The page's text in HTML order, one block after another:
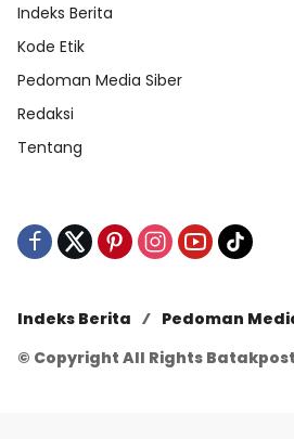
Indeks Berita
Kode Etik
Pedoman Media Siber
Redaksi
Tentang
Indeks Berita
Pedoman
© Copyright All Rights